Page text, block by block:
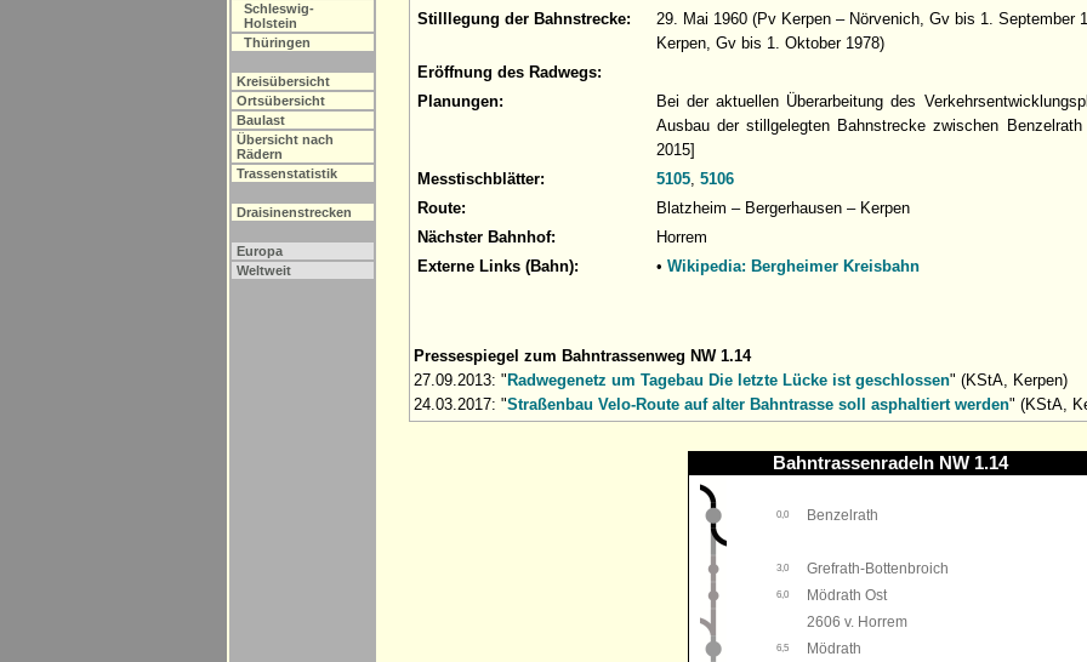
Schleswig-
Holstein
Thüringen
Kreisübersicht
Ortsübersicht
Baulast
Übersicht nach
Rädern
Trassenstatistik
Draisinenstrecken
Europa
Weltweit
Stilllegung der Bahnstrecke:
29. Mai 1960 (Pv Kerpen – Nörvenich, Gv bis 1. September
Kerpen, Gv bis 1. Oktober 1978)
Eröffnung des Radwegs:
Planungen:
Bei der aktuellen Überarbeitung des
Ausbau der stillgelegten Bahnstrecke zwischen
2015]
Messtischblätter:
5105, 5106
Route:
Blatzheim – Bergerhausen – Kerpen
Nächster Bahnhof:
Horrem
Externe Links (Bahn):
• Wikipedia: Bergheimer Kreisbahn
Pressespiegel zum Bahntrassenweg NW 1.14
27.09.2013: "Radwegenetz um Tagebau Die letzte Lücke ist geschlossen" (KStA, Kerpen)
24.03.2017: "Straßenbau Velo-Route auf alter Bahntrasse soll asphaltiert werden" (KStA,
Bahntrassenradeln NW 1.14
0,0 Benzelrath
3,0 Grefrath-Bottenbroich
6,0
Mödrath Ost
2606 v. Horrem
6,5
Mödrath